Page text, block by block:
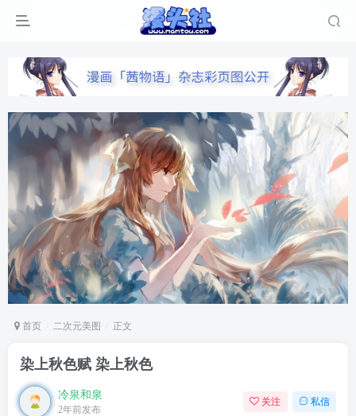
首页 二次元美图 正文
染上秋色赋 染上秋色
冷泉和泉
2年前发布
关注 私信